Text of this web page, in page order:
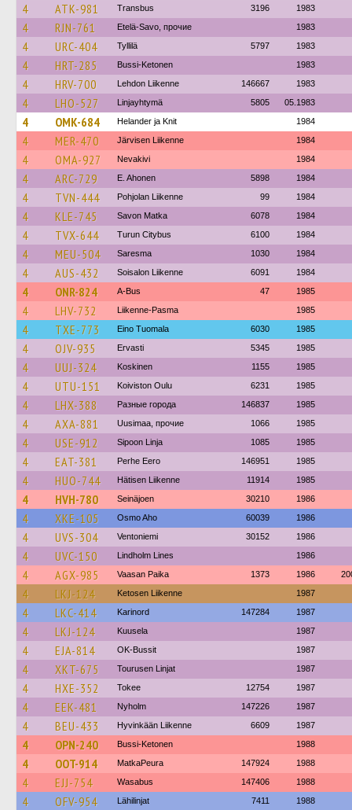
4 ATK-981 Transbus 3196 1983
4 RJN-761 Etelä-Savo, прочие 1983
4 URC-404 Tyllilä 5797 1983
4 HRT-285 Bussi-Ketonen 1983
4 HRV-700 Lehdon Liikenne 146667 1983
4 LHO-527 Linjayhtymä 5805 05.1983
4 OMK-684 Helander ja Knit 1984
4 MER-470 Järvisen Liikenne 1984
4 OMA-927 Nevakivi 1984
4 ARC-729 E. Ahonen 5898 1984
4 TVN-444 Pohjolan Liikenne 99 1984
4 KLE-745 Savon Matka 6078 1984
4 TVX-644 Turun Citybus 6100 1984
4 MEU-504 Saresma 1030 1984
4 AUS-432 Soisalon Liikenne 6091 1984
4 ONR-824 A-Bus 47 1985
4 LHV-732 Liikenne-Pasma 1985
4 TXE-773 Eino Tuomala 6030 1985
4 OJV-935 Ervasti 5345 1985
4 UUJ-324 Koskinen 1155 1985
4 UTU-151 Koiviston Oulu 6231 1985
4 LHX-388 Разные города 146837 1985
4 AXA-881 Uusimaa, прочие 1066 1985
4 USE-912 Sipoon Linja 1085 1985
4 EAT-381 Perhe Eero 146951 1985
4 HUO-744 Hätisen Liikenne 11914 1985
4 HVH-780 Seinäjoen 30210 1986
4 XKE-105 Osmo Aho 60039 1986
4 UVS-304 Ventoniemi 30152 1986
4 UVC-150 Lindholm Lines 1986
4 AGX-985 Vaasan Paika 1373 1986
4 LKJ-124 Ketosen Liikenne 1987
4 LKC-414 Karinord 147284 1987
4 LKJ-124 Kuusela 1987
4 EJA-814 OK-Bussit 1987
4 XKT-675 Tourusen Linjat 1987
4 HXE-352 Tokee 12754 1987
4 EEK-481 Nyholm 147226 1987
4 BEU-433 Hyvinkään Liikenne 6609 1987
4 OPN-240 Bussi-Ketonen 1988
4 OOT-914 MatkaPeura 147924 1988
4 EJJ-754 Wasabus 147406 1988
4 OFV-954 Lähilinjat 7411 1988